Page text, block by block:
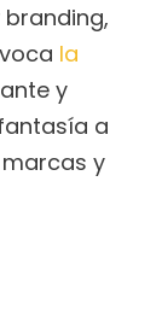
la
y
a
y